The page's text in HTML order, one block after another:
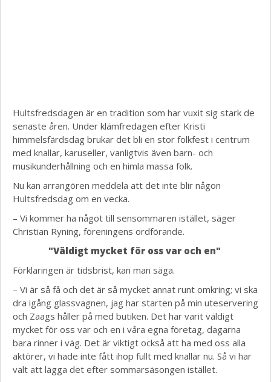
Hultsfredsdagen är en tradition som har vuxit sig stark de
senaste åren. Under klämfredagen efter Kristi
himmelsfärdsdag brukar det bli en stor folkfest i centrum
med knallar, karuseller, vanligtvis även barn- och
musikunderhållning och en himla massa folk.
Nu kan arrangören meddela att det inte blir någon
Hultsfredsdag om en vecka.
– Vi kommer ha något till sensommaren istället, säger
Christian Ryning, föreningens ordförande.
"Väldigt mycket för oss var och en"
Förklaringen är tidsbrist, kan man säga.
– Vi är så få och det är så mycket annat runt omkring; vi ska
dra igång glassvagnen, jag har starten på min uteservering
och Zaags håller på med butiken. Det har varit väldigt
mycket för oss var och en i våra egna företag, dagarna
bara rinner i väg. Det är viktigt också att ha med oss alla
aktörer, vi hade inte fått ihop fullt med knallar nu. Så vi har
valt att lägga det efter sommarsäsongen istället.